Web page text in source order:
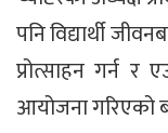
पनि विद्यार्थी
प्रोत्साहन गर्न र
आयोजना गरिएको